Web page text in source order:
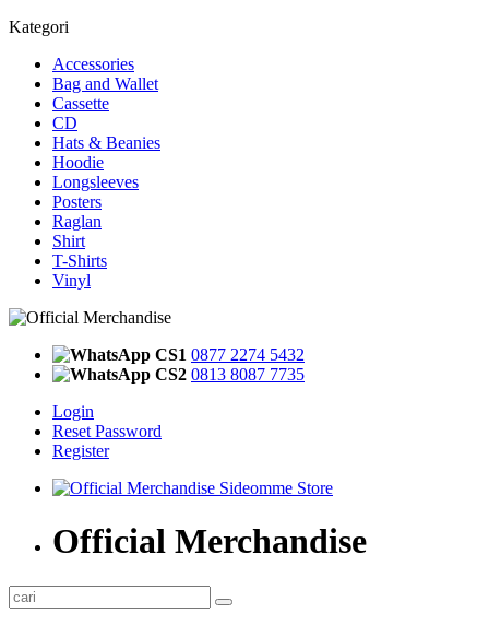
Kategori
Accessories
Bag and Wallet
Cassette
CD
Hats & Beanies
Hoodie
Longsleeves
Posters
Raglan
Shirt
T-Shirts
Vinyl
CS1 0877 2274 5432
CS2 0813 8087 7735
Login
Reset Password
Register
Official Merchandise